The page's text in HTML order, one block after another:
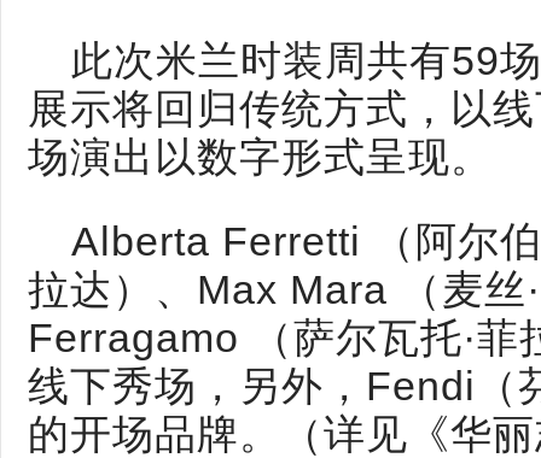
此次米兰时装周共有59
展示将回归传统方式，以
场演出以数字形式呈现。
Alberta Ferretti （阿尔
拉达）、Max Mara （麦丝
Ferragamo （萨尔瓦托·
线下秀场，另外，Fendi（
的开场品牌。（详见《华